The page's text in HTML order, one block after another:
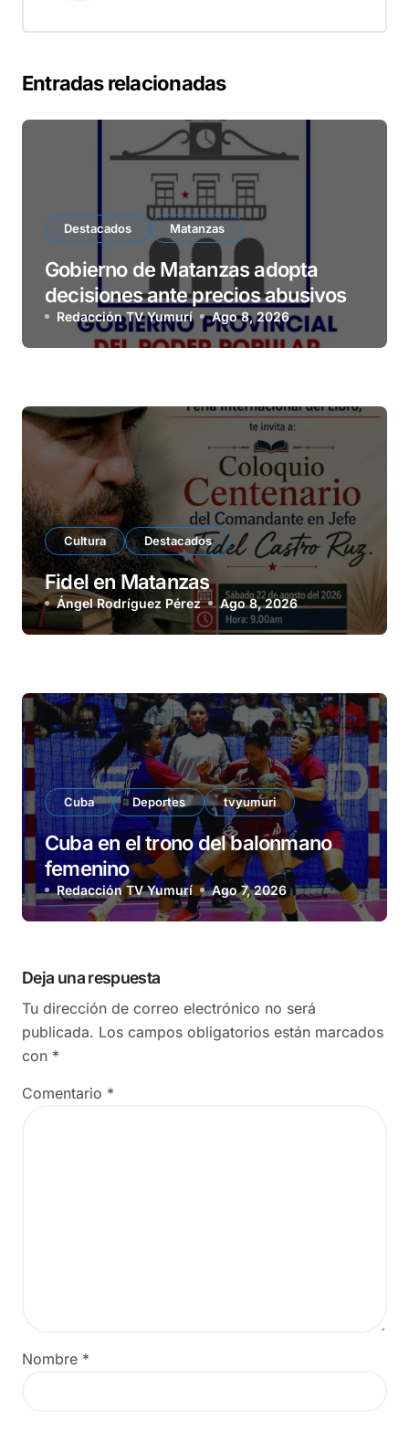
Entradas relacionadas
Destacados Matanzas
Gobierno de Matanzas adopta
decisiones ante precios abusivos
Redacción TV Yumurí Ago 8, 2026
Cultura Destacados
Fidel en Matanzas
Ángel Rodríguez Pérez Ago 8, 2026
Cuba Deportes tvyumuri
Cuba en el trono del balonmano
femenino
Redacción TV Yumurí Ago 7, 2026
Deja una respuesta
Tu dirección de correo electrónico no será
publicada. Los campos obligatorios están marcados
con *
Comentario *
Nombre *